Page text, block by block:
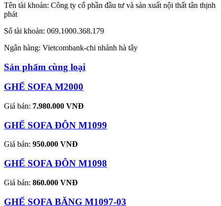
Tên tài khoản: Công ty cổ phần đầu tư và sản xuất nội thất tân thịnh
phát
Số tài khoản: 069.1000.368.179
Ngân hàng: Vietcombank-chi nhánh hà tây
Sản phẩm cùng loại
GHẾ SOFA M2000
Giá bán: 7.980.000 VNĐ
GHẾ SOFA ĐÔN M1099
Giá bán: 950.000 VNĐ
GHẾ SOFA ĐÔN M1098
Giá bán: 860.000 VNĐ
GHẾ SOFA BĂNG M1097-03